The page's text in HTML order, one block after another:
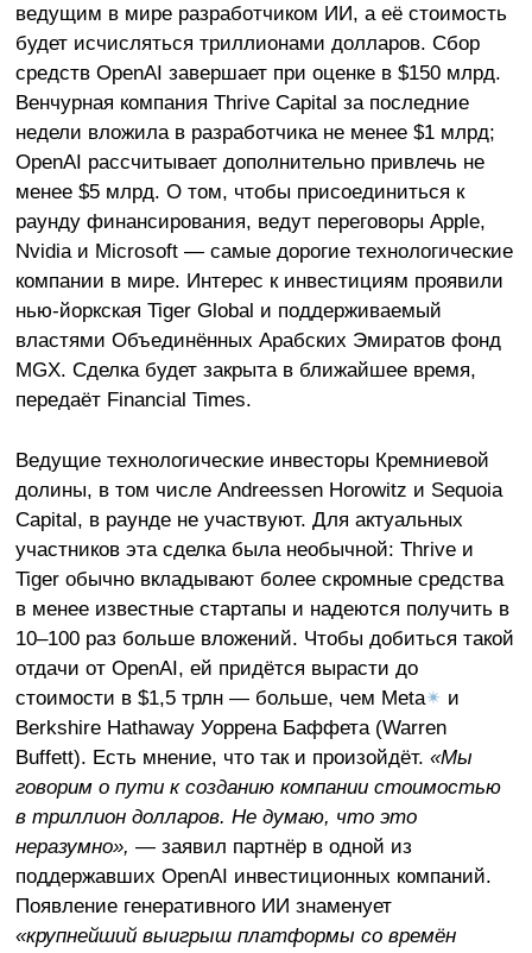
ведущим в мире разработчиком ИИ, а её стоимость
будет исчисляться триллионами долларов. Сбор
средств OpenAI завершает при оценке в $150 млрд.
Венчурная компания Thrive Capital за последние
недели вложила в разработчика не менее $1 млрд;
OpenAI рассчитывает дополнительно привлечь не
менее $5 млрд. О том, чтобы присоединиться к
раунду финансирования, ведут переговоры Apple,
Nvidia и Microsoft — самые дорогие технологические
компании в мире. Интерес к инвестициям проявили
нью-йоркская Tiger Global и поддерживаемый
властями Объединённых Арабских Эмиратов фонд
MGX. Сделка будет закрыта в ближайшее время,
передаёт Financial Times.
Ведущие технологические инвесторы Кремниевой
долины, в том числе Andreessen Horowitz и Sequoia
Capital, в раунде не участвуют. Для актуальных
участников эта сделка была необычной: Thrive и
Tiger обычно вкладывают более скромные средства
в менее известные стартапы и надеются получить в
10–100 раз больше вложений. Чтобы добиться такой
отдачи от OpenAI, ей придётся вырасти до
стоимости в $1,5 трлн — больше, чем Meta✴ и
Berkshire Hathaway Уоррена Баффета (Warren
Buffett). Есть мнение, что так и произойдёт. «Мы
говорим о пути к созданию компании стоимостью
в триллион долларов. Не думаю, что это
неразумно», — заявил партнёр в одной из
поддержавших OpenAI инвестиционных компаний.
Появление генеративного ИИ знаменует
«крупнейший выигрыш платформы со времён